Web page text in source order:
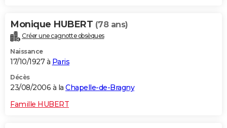
Monique HUBERT (78 ans)
Créer une cagnotte obsèques
Naissance
17/10/1927 à Paris
Décès
23/08/2006 à la Chapelle-de-Bragny
Famille HUBERT